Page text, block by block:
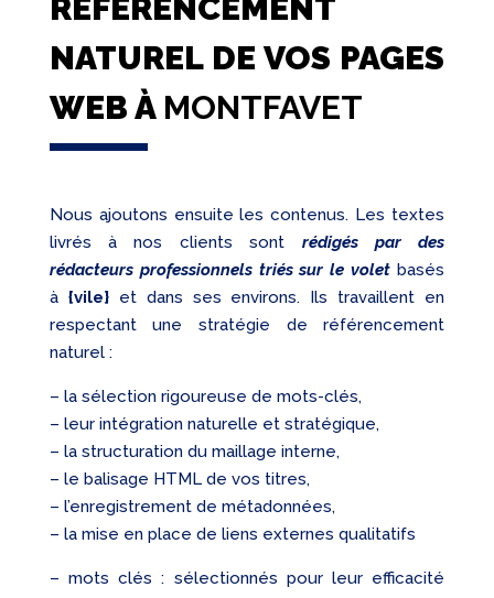
RÉFÉRENCEMENT
NATUREL DE VOS PAGES
WEB À MONTFAVET
Nous ajoutons ensuite les contenus. Les textes
livrés à nos clients sont rédigés par des
rédacteurs professionnels triés sur le volet basés
à {vile}et dans ses environs. Ils travaillent en
respectant une stratégie de référencement
naturel :
– la sélection rigoureuse de mots-clés,
– leur intégration naturelle et stratégique,
– la structuration du maillage interne,
– le balisage HTML de vos titres,
– l’enregistrement de métadonnées,
– la mise en place de liens externes qualitatifs
– mots clés : sélectionnés pour leur efficacité